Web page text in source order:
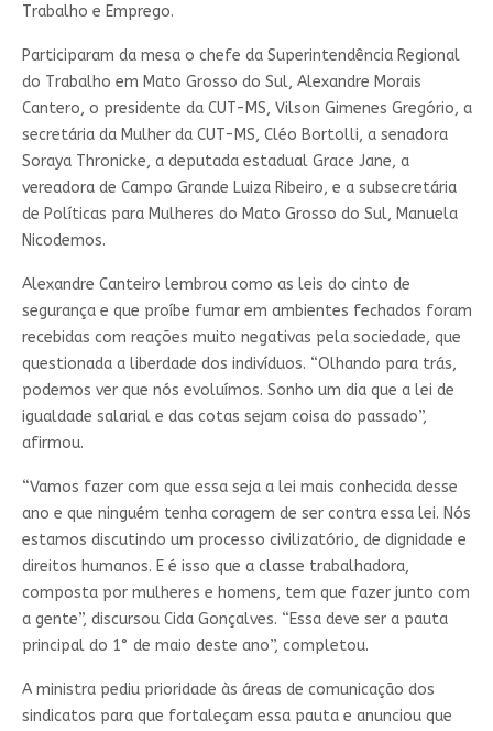
Trabalho e Emprego.
Participaram da mesa o chefe da Superintendência Regional
do Trabalho em Mato Grosso do Sul, Alexandre Morais
Cantero, o presidente da CUT-MS, Vilson Gimenes Gregório, a
secretária da Mulher da CUT-MS, Cléo Bortolli, a senadora
Soraya Thronicke, a deputada estadual Grace Jane, a
vereadora de Campo Grande Luiza Ribeiro, e a subsecretária
de Políticas para Mulheres do Mato Grosso do Sul, Manuela
Nicodemos.
Alexandre Canteiro lembrou como as leis do cinto de
segurança e que proíbe fumar em ambientes fechados foram
recebidas com reações muito negativas pela sociedade, que
questionada a liberdade dos indivíduos. “Olhando para trás,
podemos ver que nós evoluímos. Sonho um dia que a lei de
igualdade salarial e das cotas sejam coisa do passado”,
afirmou.
“Vamos fazer com que essa seja a lei mais conhecida desse
ano e que ninguém tenha coragem de ser contra essa lei. Nós
estamos discutindo um processo civilizatório, de dignidade e
direitos humanos. E é isso que a classe trabalhadora,
composta por mulheres e homens, tem que fazer junto com
a gente”, discursou Cida Gonçalves. “Essa deve ser a pauta
principal do 1° de maio deste ano”, completou.
A ministra pediu prioridade às áreas de comunicação dos
sindicatos para que fortaleçam essa pauta e anunciou que